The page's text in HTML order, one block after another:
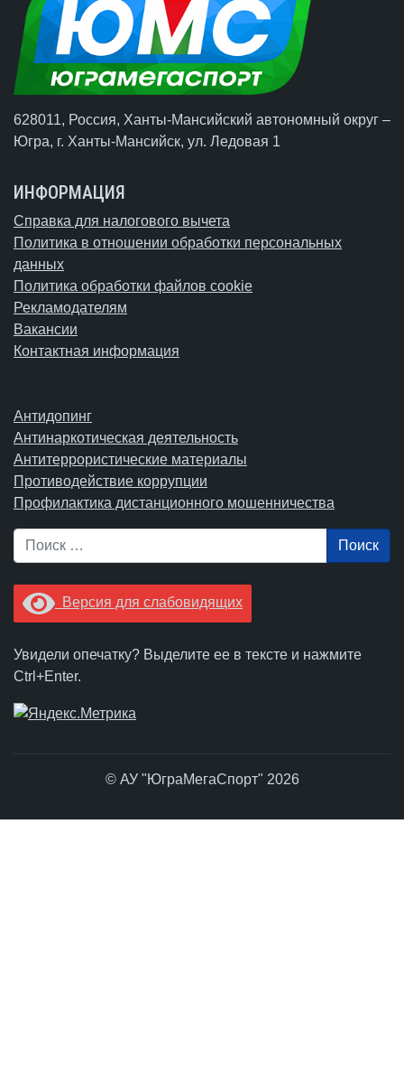
628011, Россия, Ханты-Мансийский автономный округ –
Югра, г. Ханты-Мансийск, ул. Ледовая 1
ИНФОРМАЦИЯ
Справка для налогового вычета
Политика в отношении обработки персональных
данных
Политика обработки файлов cookie
Рекламодателям
Вакансии
Контактная информация
Антидопинг
Антинаркотическая деятельность
Антитеррористические материалы
Противодействие коррупции
Профилактика дистанционного мошенничества
Поиск
Версия для слабовидящих
Увидели опечатку? Выделите ее в тексте и нажмите
Ctrl+Enter.
© АУ "ЮграМегаСпорт" 2026